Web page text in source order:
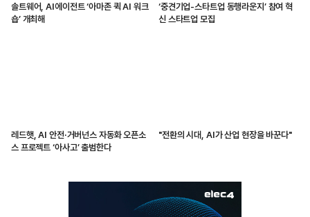
솔트웨어, AI에이전트 ‘아마존 퀵 AI 워크
숍’ 개최해
‘중견기업-스타트업 동행라운지’ 참여 혁
신 스타트업 모집
레드햇, AI 안전·거버넌스 자동화 오픈소
스 프로젝트 ‘아사고’ 출범한다
"전환의 시대, AI가 산업 현장을 바꾼다"